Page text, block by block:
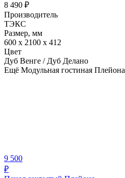
8 490 ₽
Производитель
ТЭКС
Размер, мм
600 х 2100 х 412
Цвет
Дуб Венге / Дуб Делано
Ещё Модульная гостиная Плейона
9 500
₽